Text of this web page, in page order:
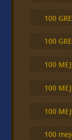
100
100
100
100
100
100